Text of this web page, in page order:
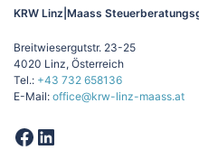
KRW Linz|Maass
Breitwiesergutstr. 23-25
4020 Linz, Österreich
Tel.: +43 732 658136
E-Mail: office@krw-linz-maass.at
Facebook LinkedIn